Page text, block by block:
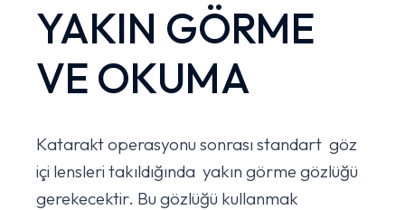
YAKIN GÖRME
VE OKUMA
Katarakt operasyonu sonrası standart göz
içi lensleri takıldığında yakın görme gözlüğü
gerekecektir. Bu gözlüğü kullanmak